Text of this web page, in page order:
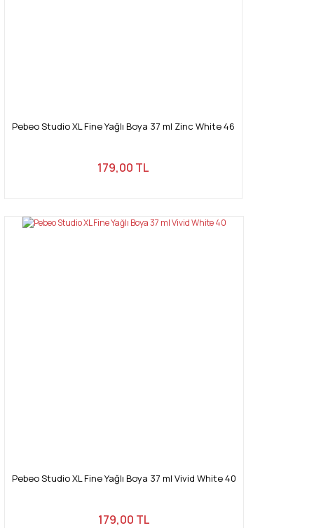
Pebeo Studio XL Fine Yağlı Boya 37 ml Zinc White 46
179,00 TL
Pebeo Studio XL Fine Yağlı Boya 37 ml Vivid White 40
179,00 TL